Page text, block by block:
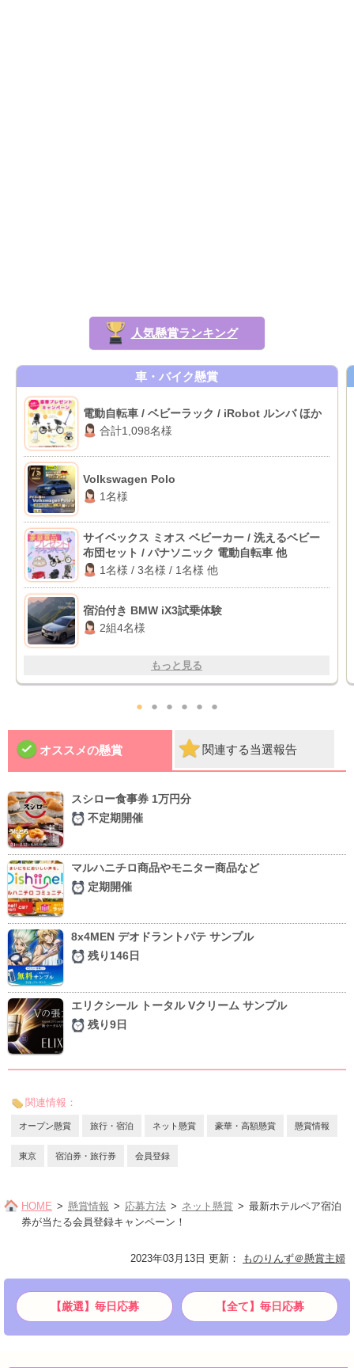
人気懸賞ランキング
車・バイク懸賞
電動自転車 / ベビーラック / iRobot ルンバ ほか
合計1,098名様
Volkswagen Polo
1名様
サイベックス ミオス ベビーカー / 洗えるベビー
布団セット / パナソニック 電動自転車 他
1名様 / 3名様 / 1名様 他
宿泊付き BMW iX3試乗体験
2組4名様
もっと見る
● ● ● ● ● ●
オススメの懸賞 関連する当選報告
スシロー食事券 1万円分
不定期開催
マルハニチロ商品やモニター商品など
定期開催
8x4MEN デオドラントパテ サンプル
残り146日
エリクシール トータル Vクリーム サンプル
残り9日
関連情報：
オープン懸賞 旅行・宿泊 ネット懸賞 豪華・高額懸賞 懸賞情報
東京 宿泊券・旅行券 会員登録
HOME 懸賞情報 応募方法 ネット懸賞
最新ホテルペア宿泊
券が当たる会員登録キャンペーン！
2023年03月13日 更新 ： ものりんず＠懸賞主婦
【厳選】毎日応募 【全て】毎日応募